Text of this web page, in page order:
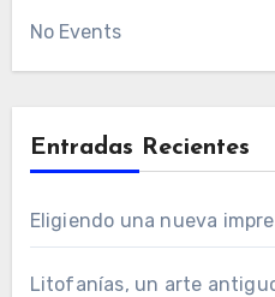
No Events
Entradas Recientes
Eligiendo una nueva
Litofanías, un arte